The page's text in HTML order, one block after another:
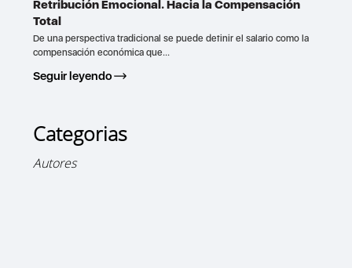
Retribución Emocional. Hacia la Compensación
Total
De una perspectiva tradicional se puede definir el salario como la
compensación económica que...
Seguir leyendo
Categorias
Autores